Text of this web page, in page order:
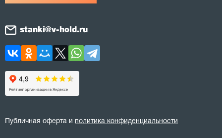
stanki@v-hold.ru
Публичная оферта и политика конфиденциальности